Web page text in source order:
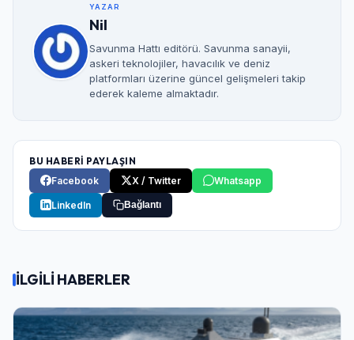
YAZAR
Nil
Savunma Hattı editörü. Savunma sanayii,
askeri teknolojiler, havacılık ve deniz
platformları üzerine güncel gelişmeleri takip
ederek kaleme almaktadır.
BU HABERİ PAYLAŞIN
Facebook
X / Twitter Whatsapp
LinkedIn Bağlantı
İLGİLİ HABERLER